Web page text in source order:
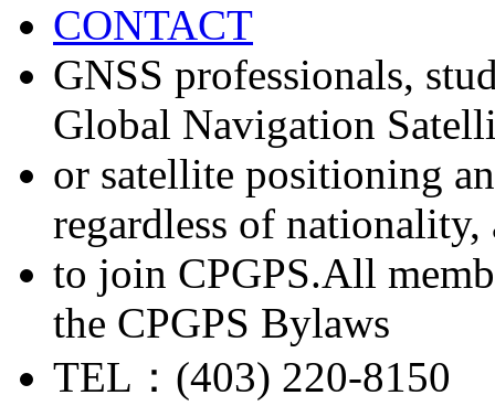
CONTACT
GNSS professionals,
Global Navigation
or satellite positioning
regardless of nationality,
to join CPGPS.All
the CPGPS Bylaws
TEL：(403) 220-8150